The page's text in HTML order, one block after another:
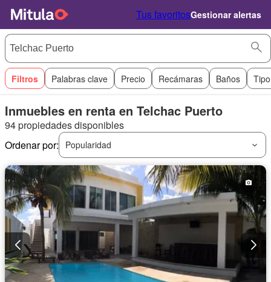
Tus favoritosGestionar alertas
Filtros Palabras clave Precio Recámaras Baños
Inmuebles en renta en Telchac Puerto
94 propiedades disponibles
Ordenar por:
Popularidad